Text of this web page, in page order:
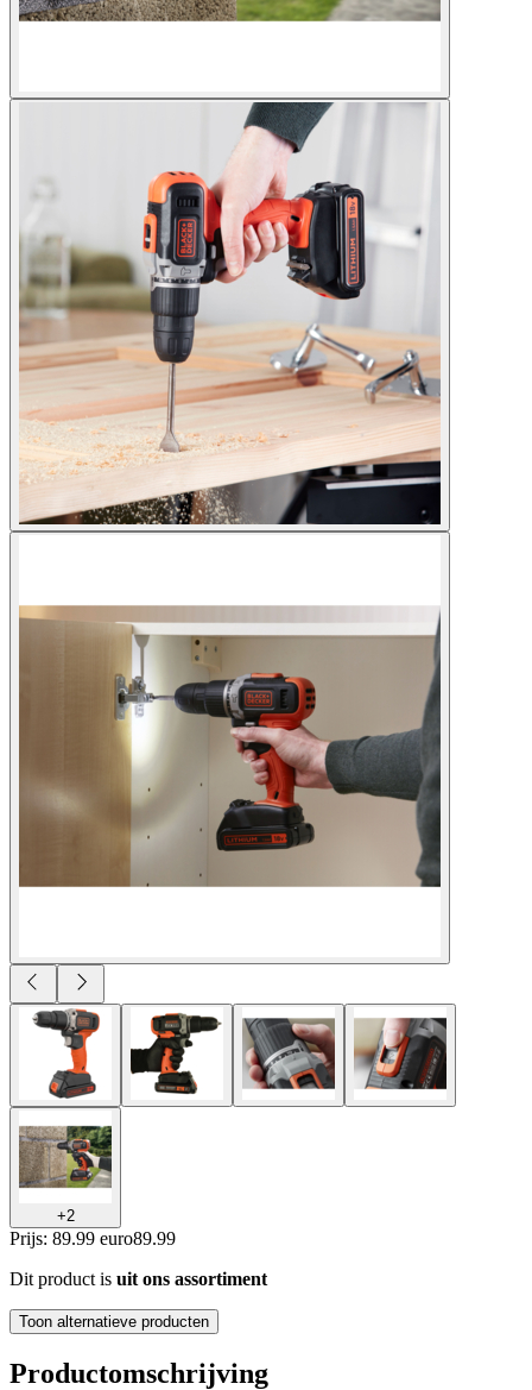
+2
Prijs: 89.99 euro89.99
Dit product is uit ons assortiment
Toon alternatieve producten
Productomschrijving